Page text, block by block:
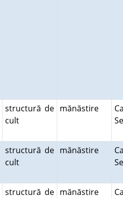
structură de
cult
mănăstire
structură de
cult
mănăstire
structură de mănăstire